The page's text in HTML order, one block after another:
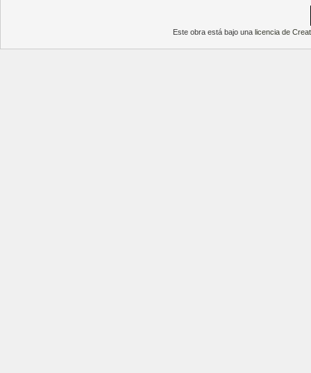
Este obra está bajo unalicencia de